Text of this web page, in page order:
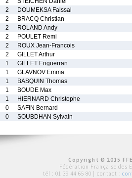
2
DOUMEKSA Faissal
2
BRACQ Christian
2
ROLAND Andy
2
POULET Remi
2
ROUX Jean-Francois
2
GILLET Arthur
1
GILLET Enguerran
1
GLAVNOV Emma
1
BASQUIN Thomas
1
BOUDE Max
1
HIERNARD Christophe
0
SAFIN Bernard
0 SOUBDHAN Sylvain
Copyright © 2015
Fédération Française des
tél : 01 39 44 65 80 | contact :